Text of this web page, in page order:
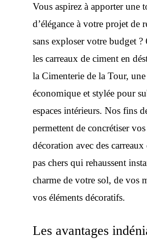
Vous aspirez à apporter une
d’élégance à votre projet de
sans exploser votre budget ?
les carreaux de ciment en
la Cimenterie de la Tour,
économique et stylée pour
espaces intérieurs. Nos fins
permettent de concrétiser
décoration avec des
pas chers qui rehaussent
charme de votre sol, de vos
vos éléments décoratifs.
Les avantages